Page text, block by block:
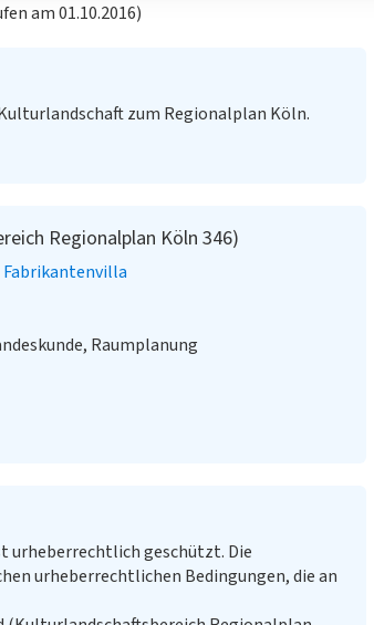
am 01.10.2016)
zum Regionalplan Köln.
Regionalplan Köln 346)
Fabrikantenvilla
Raumplanung
urheberrechtlich geschützt. Die
urheberrechtlichen Bedingungen, die an